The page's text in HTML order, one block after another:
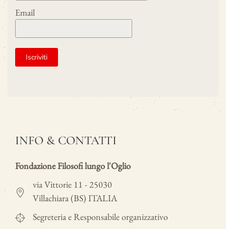
Email
INFO & CONTATTI
Fondazione Filosofi lungo l'Oglio
via Vittorie 11 - 25030
Villachiara (BS) ITALIA
Segreteria e Responsabile organizzativo